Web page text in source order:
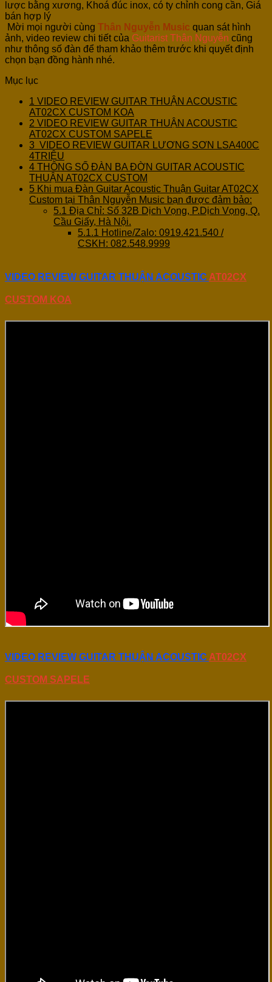
lược bằng xương, Khoá đúc inox, có ty chỉnh cong cần, Giá
bán hợp lý
Mời mọi người cùng Thân Nguyễn Music quan sát hình
ảnh, video review chi tiết của Guitarist Thân Nguyễn cũng
như thông số đàn để tham khảo thêm trước khi quyết định
chọn bạn đồng hành nhé.
Mục lục
1 VIDEO REVIEW GUITAR THUẬN ACOUSTIC
AT02CX CUSTOM KOA
2 VIDEO REVIEW GUITAR THUẬN ACOUSTIC
AT02CX CUSTOM SAPELE
3 VIDEO REVIEW GUITAR LƯƠNG SƠN LSA400C
4TRIỆU
4 THÔNG SỐ ĐÀN BA ĐỜN GUITAR ACOUSTIC
THUẬN AT02CX CUSTOM
5 Khi mua Đàn Guitar Acoustic Thuận Guitar AT02CX
Custom tại Thân Nguyễn Music bạn được đảm bảo:
5.1 Địa Chỉ: Số 32B Dịch Vọng, P.Dịch Vọng, Q.
Cầu Giấy, Hà Nội.
5.1.1 Hotline/Zalo: 0919.421.540 /
CSKH: 082.548.9999
VIDEO REVIEW GUITAR THUẬN ACOUSTIC AT02CX
CUSTOM KOA
VIDEO REVIEW GUITAR THUẬN ACOUSTIC AT02CX
CUSTOM SAPELE